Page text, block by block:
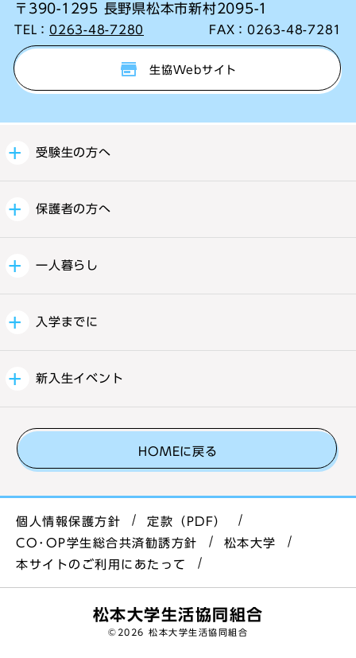
〒390-1295 長野県松本市新村2095-1
TEL： 0263-48-7280 FAX： 0263-48-7281
生協Webサイト
受験生の方へ
保護者の方へ
一人暮らし
入学までに
新入生イベント
HOMEに戻る
松本大学生活協同組合
© 2026 松本大学生活協同組合
個人情報保護方針
定款（PDF）
CO･OP学生総合共済勧誘方針
松本大学
本サイトのご利用にあたって